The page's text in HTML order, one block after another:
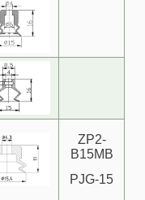
ZP2-
B15MB
PJG-15